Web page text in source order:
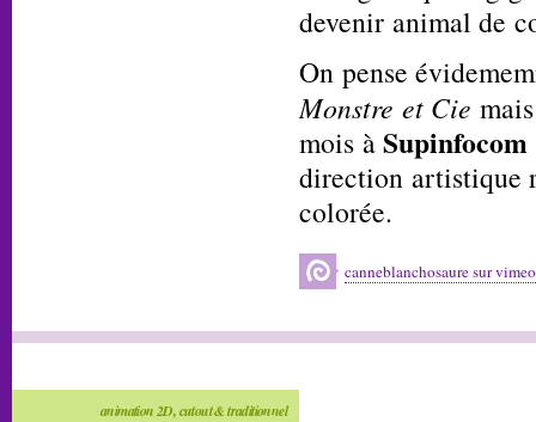
devenir animal de
On pense
Monstre et Cie
mois àSupinfocom
direction artistique
colorée.
canneblanchosaure sur vimeo
animation 2D, cutout & traditionnel